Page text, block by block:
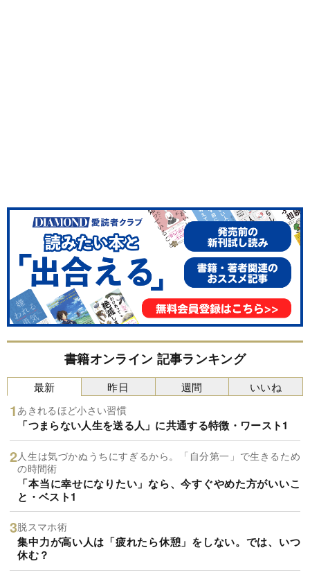
書籍オンライン 記事ランキング
最新
あきれるほど小さい習慣
「つまらない人生を送る人」に共通する特徴・ワースト1
人生は気づかぬうちにすぎるから。「自分第一」で生きるため
の時間術
「本当に幸せになりたい」なら、今すぐやめた方がいいこ
と・ベスト1
脱スマホ術
集中力が高い人は「疲れたら休憩」をしない。では、いつ
休む？
昨日 週間 いいね